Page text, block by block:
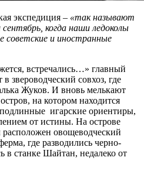
экспедиция – «так называют
когда наши ледоколы
советские и иностранные
встречались…» главный
звероводческий совхоз, где
Жуков. И вновь мелькают
на котором находится
игарские ориентиры,
от истины. На острове
расположен овощеводческий
где разводились черно-
станке Шайтан, недалеко от